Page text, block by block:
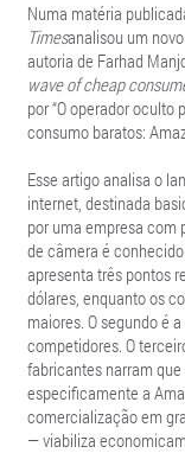
Numa matéria
Timesanalisou um
autoria de Farhad
wave of cheap
por “O operador
consumo baratos:
Esse artigo analisa o
internet, destinada
por uma empresa com
de câmera é
apresenta três pontos
dólares, enquanto os
maiores. O segundo é
competidores. O
fabricantes narram
especificamente a
comercialização em
— viabiliza